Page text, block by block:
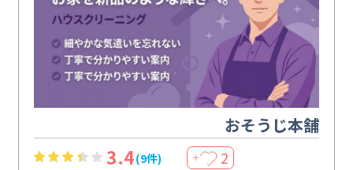
おそうじ本舗
3.4(9件) ＋ 2